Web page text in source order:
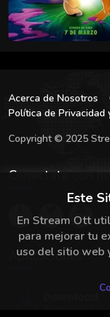
Acerca de Nosotros
Política de Privacidad
Copyright © 2025
Conectate con
Aplicaciones
Este
En Stream Ott
para mejorar tu
uso del sitio web